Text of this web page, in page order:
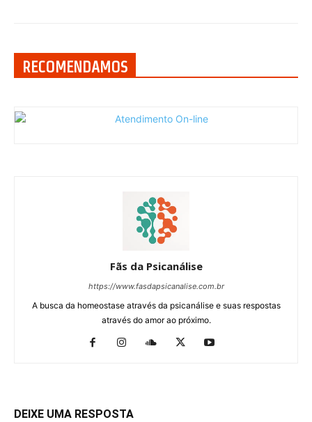
RECOMENDAMOS
Fãs da Psicanálise
https://www.fasdapsicanalise.com.br
A busca da homeostase através da psicanálise e suas respostas
através do amor ao próximo.
DEIXE UMA RESPOSTA